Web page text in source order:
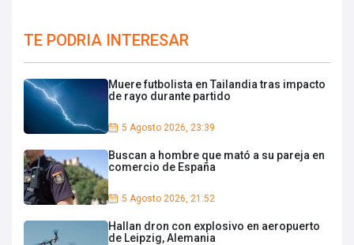
TE PODRIA INTERESAR
Muere futbolista en Tailandia tras impacto
de rayo durante partido
5 Agosto 2026, 23:39
Buscan a hombre que mató a su pareja en
comercio de España
5 Agosto 2026, 21:52
Hallan dron con explosivo en aeropuerto
de Leipzig, Alemania